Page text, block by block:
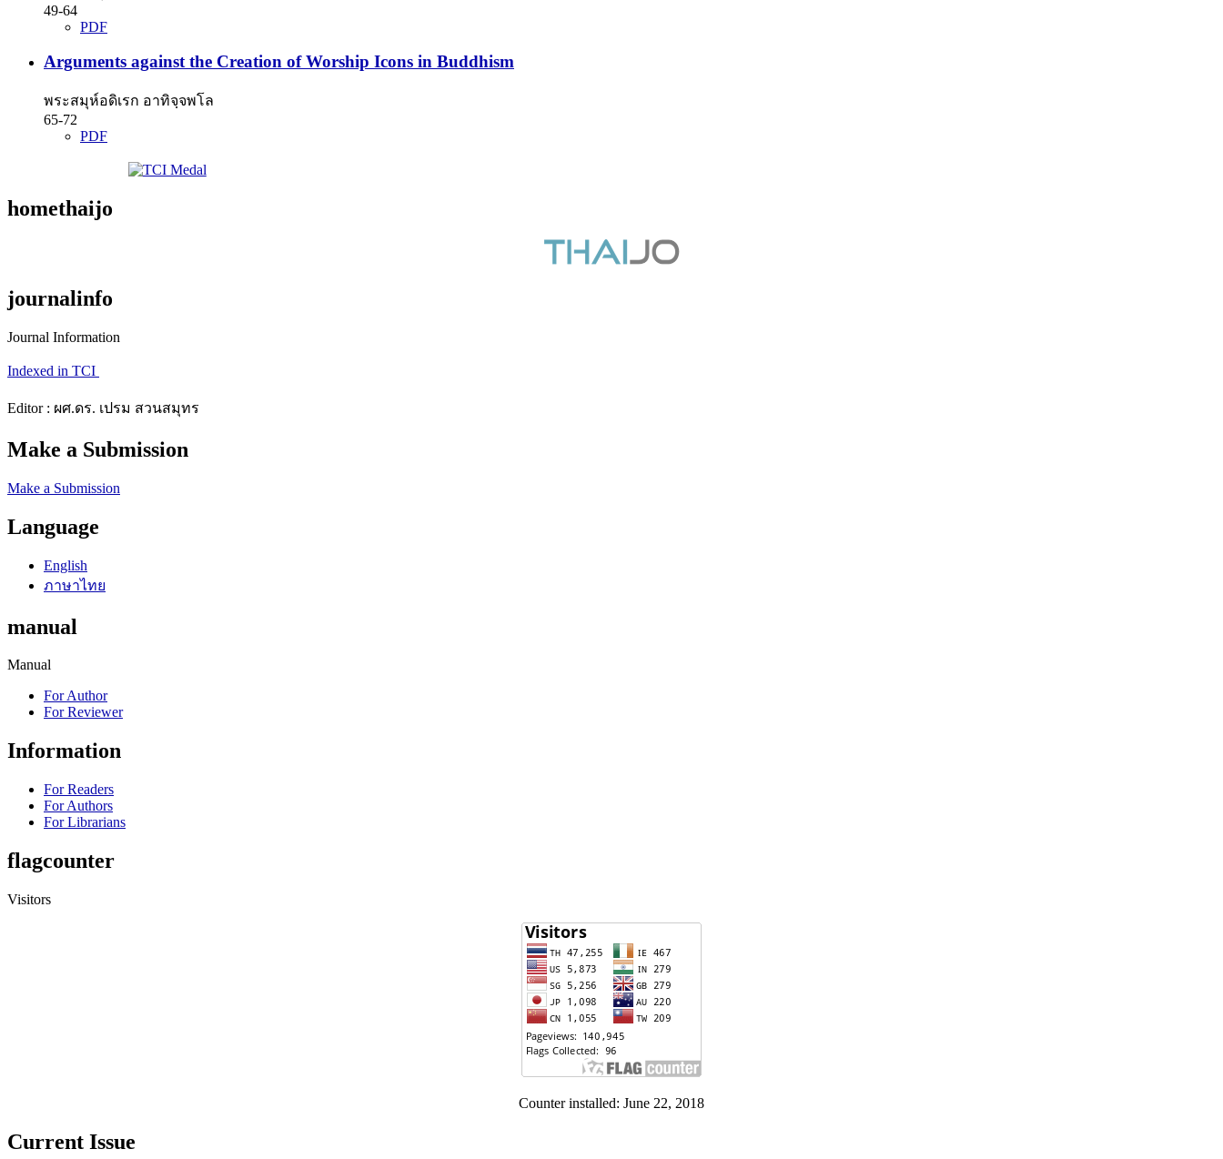
49-64
PDF
Arguments against the Creation of Worship Icons in Buddhism
พระสมุห์อดิเรก อาทิจฺจพโล
65-72
PDF
homethaijo
journalinfo
Journal Information
Indexed in TCI
Editor : ผศ.ดร. เปรม สวนสมุทร
Make a Submission
Make a Submission
Language
English
ภาษาไทย
manual
Manual
For Author
For Reviewer
Information
For Readers
For Authors
For Librarians
flagcounter
Visitors
Counter installed: June 22, 2018
Current Issue